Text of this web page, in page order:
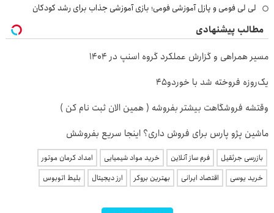
لی لی فومی و پازل آموزشی فومی؛ بازی آموزشی جذاب برای رشد کودکان
مطالب پیشنهادی
مسیر همراهی و گزارش عملکرد گروه اسنپ در ۱۴۰۴
یک‌روزه فروخته شد با خوردو45
وقتشه فروشگاهت بیشتر بفروشه ( همین الان ثبت نام کن )
ماشین پژو پارس برای فروش داری؟ اینجا سریع بفروشش
بازرسی جرثقیل فرم ساز آنلاین خرید مواد شیمیایی
امداد کرمان موتور
خرید یوسی
اقتصاد ایرانی بهترین بروکر ارز دیجیتال بلیط اتوبوس